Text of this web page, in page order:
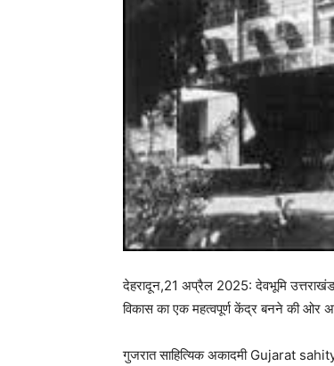
देहरादून,21 अप्रैल 2025: देवभूमि
विकास का एक महत्वपूर्ण केंद्र बनने की ओर
गुजरात साहित्यिक अकादमी Gujarat